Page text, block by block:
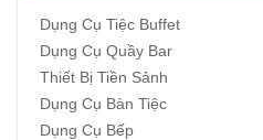
Dụng Cụ Tiệc Buffet
Dụng Cụ Quầy Bar
Thiết Bị Tiền Sảnh
Dụng Cụ Bàn Tiệc
Dụng Cụ Bếp